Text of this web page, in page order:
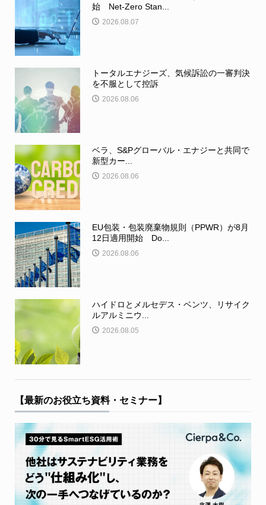
始 Net-Zero Stan...
2026.08.07
トータルエナジーズ、気候訴訟の一審判決
を不服として控訴
2026.08.06
ベラ、S&Pグローバル・エナジーと共同で
新型カー...
2026.08.06
EU包装・包装廃棄物規則（PPWR）が8月
12日適用開始 Do...
2026.08.06
ハイドロとメルセデス・ベンツ、リサイク
ルアルミニウ...
2026.08.05
【最新のお役立ち資料・セミナー】